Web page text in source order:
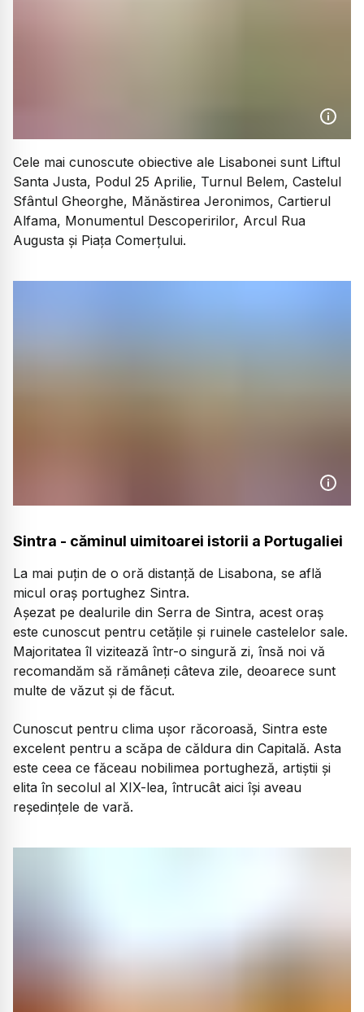
Cele mai cunoscute obiective ale Lisabonei sunt Liftul
Santa Justa, Podul 25 Aprilie, Turnul Belem, Castelul
Sfântul Gheorghe, Mănăstirea Jeronimos, Cartierul
Alfama, Monumentul Descoperirilor, Arcul Rua
Augusta și Piața Comerțului.
Sintra - căminul uimitoarei istorii a Portugaliei
La mai puțin de o oră distanță de Lisabona, se află
micul oraș portughez Sintra.
Așezat pe dealurile din Serra de Sintra, acest oraș
este cunoscut pentru cetățile și ruinele castelelor sale.
Majoritatea îl vizitează într-o singură zi, însă noi vă
recomandăm să rămâneți câteva zile, deoarece sunt
multe de văzut și de făcut.
Cunoscut pentru clima ușor răcoroasă, Sintra este
excelent pentru a scăpa de căldura din Capitală. Asta
este ceea ce făceau nobilimea portugheză, artiștii și
elita în secolul al XIX-lea, întrucât aici își aveau
reședințele de vară.